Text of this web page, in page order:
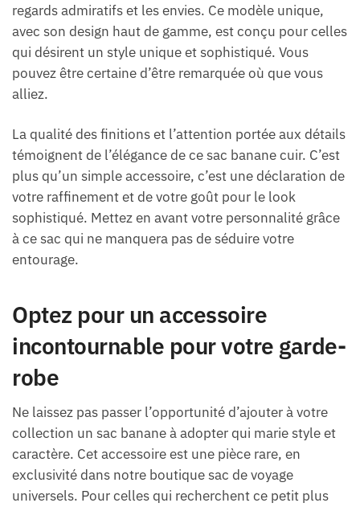
regards admiratifs et les envies. Ce modèle unique,
avec son design haut de gamme, est conçu pour celles
qui désirent un style unique et sophistiqué. Vous
pouvez être certaine d’être remarquée où que vous
alliez.
La qualité des finitions et l’attention portée aux détails
témoignent de l’élégance de ce sac banane cuir. C’est
plus qu’un simple accessoire, c’est une déclaration de
votre raffinement et de votre goût pour le look
sophistiqué. Mettez en avant votre personnalité grâce
à ce sac qui ne manquera pas de séduire votre
entourage.
Optez pour un accessoire
incontournable pour votre garde-
robe
Ne laissez pas passer l’opportunité d’ajouter à votre
collection un sac banane à adopter qui marie style et
caractère. Cet accessoire est une pièce rare, en
exclusivité dans notre boutique sac de voyage
universels. Pour celles qui recherchent ce petit plus